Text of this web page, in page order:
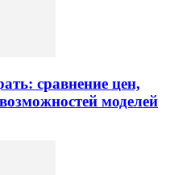
сравнение цен,
моделей